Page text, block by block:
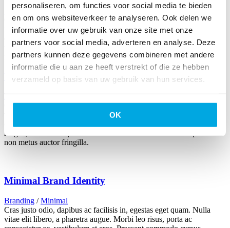
personaliseren, om functies voor social media te bieden
en om ons websiteverkeer te analyseren. Ook delen we
informatie over uw gebruik van onze site met onze
partners voor social media, adverteren en analyse. Deze
partners kunnen deze gegevens combineren met andere
informatie die u aan ze heeft verstrekt of die ze hebben
verzameld op basis van uw gebruik van hun services.
OK
Branding / Furniture
Cras justo odio, dapibus ac facilisis in, egestas eget quam. Nulla
vitae elit libero, a pharetra augue. Morbi leo risus, porta ac
consectetur ac, vestibulum at eros. Praesent commodo cursus
magna, vel scelerisque nisl consectetur et. Donec ullamcorper nulla
non metus auctor fringilla.
Wooden Lamp
Branding / Minimal
Cras justo odio, dapibus ac facilisis in, egestas eget quam. Nulla
vitae elit libero, a pharetra augue. Morbi leo risus, porta ac
magna, vel scelerisque nisl consectetur et. Donec ullamcorper nulla
non metus auctor fringilla.
Minimal Brand Identity
Branding / Minimal
Cras justo odio, dapibus ac facilisis in, egestas eget quam. Nulla
vitae elit libero, a pharetra augue. Morbi leo risus, porta ac